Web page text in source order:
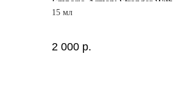
You
15 мл
2 000 р.